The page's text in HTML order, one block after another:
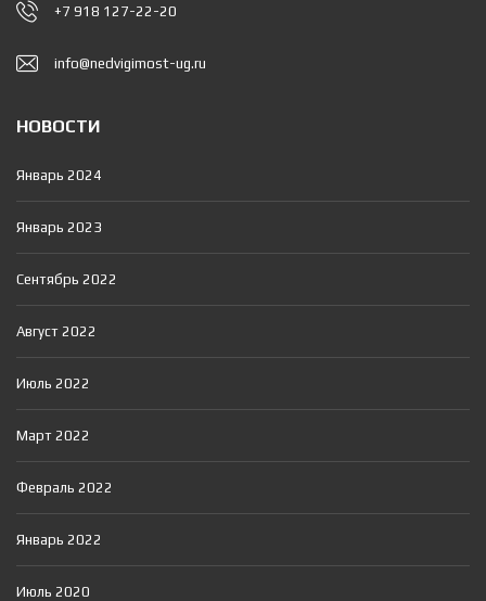
+7 918 127-22-20
info@nedvigimost-ug.ru
НОВОСТИ
Январь 2024
Январь 2023
Сентябрь 2022
Август 2022
Июль 2022
Март 2022
Февраль 2022
Январь 2022
Июль 2020